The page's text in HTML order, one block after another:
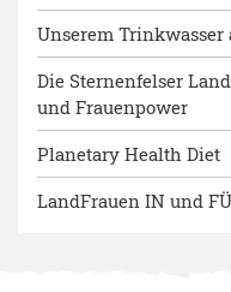
Unserem Trinkwasser
Die Sternenfelser
und Frauenpower
Planetary Health Diet
LandFrauen IN und